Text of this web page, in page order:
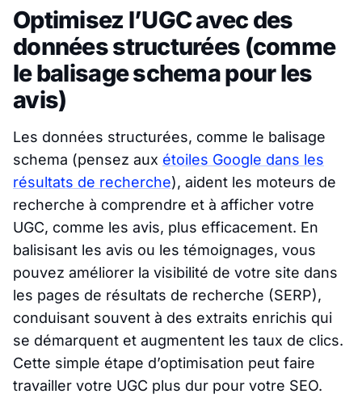
Optimisez l’UGC avec des
données structurées (comme
le balisage schema pour les
avis)
Les données structurées, comme le balisage
schema (pensez aux étoiles Google dans les
résultats de recherche), aident les moteurs de
recherche à comprendre et à afficher votre
UGC, comme les avis, plus efficacement. En
balisisant les avis ou les témoignages, vous
pouvez améliorer la visibilité de votre site dans
les pages de résultats de recherche (SERP),
conduisant souvent à des extraits enrichis qui
se démarquent et augmentent les taux de clics.
Cette simple étape d’optimisation peut faire
travailler votre UGC plus dur pour votre SEO.